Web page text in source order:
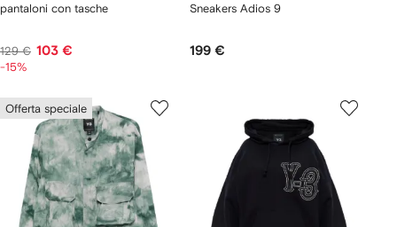
pantaloni con tasche
129 € 103 €
-15%
Sneakers Adios 9
199 €
Offerta speciale